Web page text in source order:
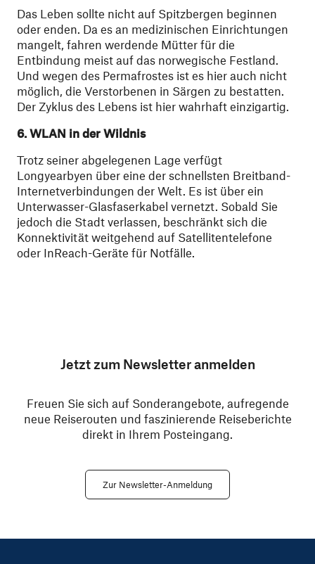
Das Leben sollte nicht auf Spitzbergen beginnen
oder enden. Da es an medizinischen Einrichtungen
mangelt, fahren werdende Mütter für die
Entbindung meist auf das norwegische Festland.
Und wegen des Permafrostes ist es hier auch nicht
möglich, die Verstorbenen in Särgen zu bestatten.
Der Zyklus des Lebens ist hier wahrhaft einzigartig.
6. WLAN in der Wildnis
Trotz seiner abgelegenen Lage verfügt
Longyearbyen über eine der schnellsten Breitband-
Internetverbindungen der Welt. Es ist über ein
Unterwasser-Glasfaserkabel vernetzt. Sobald Sie
jedoch die Stadt verlassen, beschränkt sich die
Konnektivität weitgehend auf Satellitentelefone
oder InReach-Geräte für Notfälle.
Jetzt zum Newsletter anmelden
Freuen Sie sich auf Sonderangebote, aufregende
neue Reiserouten und faszinierende Reiseberichte
direkt in Ihrem Posteingang.
Zur Newsletter-Anmeldung